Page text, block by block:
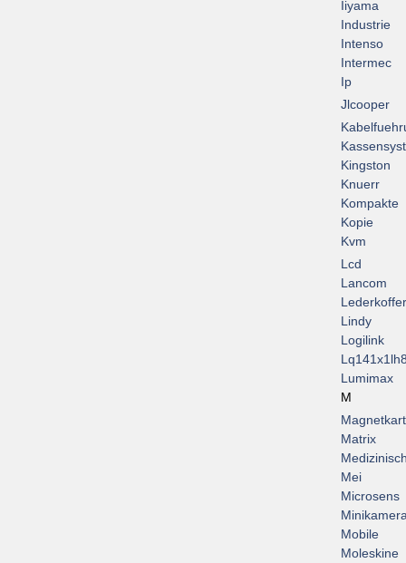
Iiyama
Industrie
Intenso
Intermec
Ip
Jlcooper
Kingston
Knuerr
Kompakte
Kopie
Kvm
Lcd
Lancom
Lederkoffer
Lindy
Logilink
Lumimax
M
Matrix
Mei
Microsens
Mobile
Moleskine